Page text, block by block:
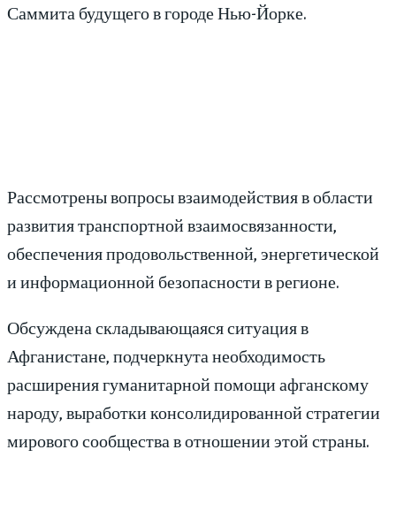
Саммита будущего в городе Нью-Йорке.
Рассмотрены вопросы взаимодействия в области
развития транспортной взаимосвязанности,
обеспечения продовольственной, энергетической
и информационной безопасности в регионе.
Обсуждена складывающаяся ситуация в
Афганистане, подчеркнута необходимость
расширения гуманитарной помощи афганскому
народу, выработки консолидированной стратегии
мирового сообщества в отношении этой страны.